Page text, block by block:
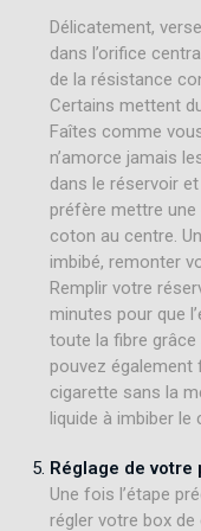
Délicatement,
dans l’orifice
de la résistance
Certains mettent
Faîtes comme
n’amorce jamais
dans le réservoir
préfère mettre
coton au centre.
imbibé, remonter
Remplir votre
minutes pour que
toute la fibre grâce
pouvez également
cigarette sans la
liquide à imbiber le
Réglage de votre
Une fois l’étape
régler votre box